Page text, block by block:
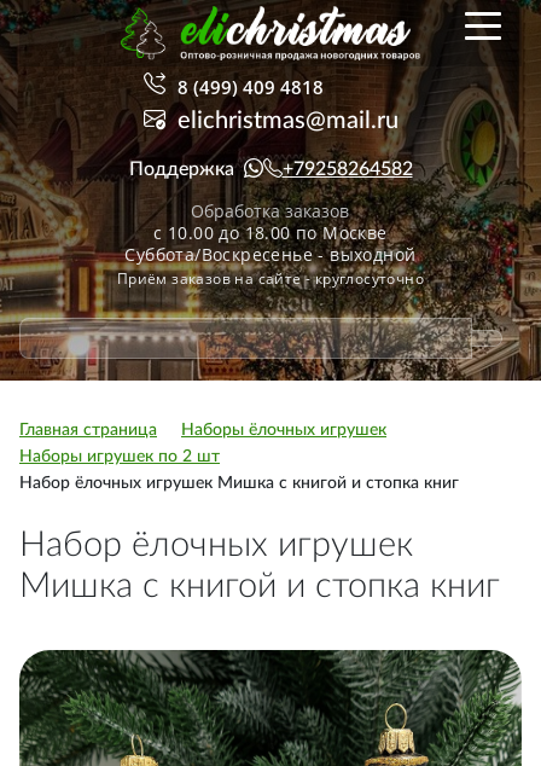
8 (499) 409 4818
elichristmas@mail.ru
Поддержка +79258264582
Обработка заказов
с 10.00 до 18.00 по Москве
Суббота/Воскресенье - выходной
Приём заказов на сайте - круглосуточно
Главная страница
Наборы ёлочных игрушек
Наборы игрушек по 2 шт
Набор ёлочных игрушек Мишка с книгой и стопка книг
Набор ёлочных игрушек
Мишка с книгой и стопка книг